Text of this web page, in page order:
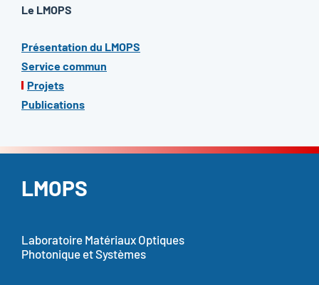
Le LMOPS
Présentation du LMOPS
Service commun
Projets
Publications
LMOPS
Laboratoire Matériaux Optiques
Photonique et Systèmes